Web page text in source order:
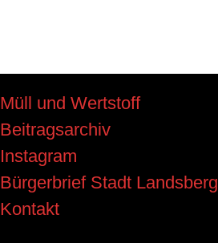
Müll und Wertstoff
Beitragsarchiv
Instagram
Bürgerbrief Stadt Landsberg
Kontakt